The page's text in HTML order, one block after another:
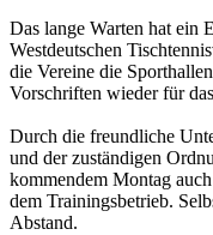
Das lange Warten hat ein
Westdeutschen
die Vereine die
Vorschriften wieder für
Durch die freundliche
und der zuständigen
kommendem Montag
dem Trainingsbetrieb.
Abstand.